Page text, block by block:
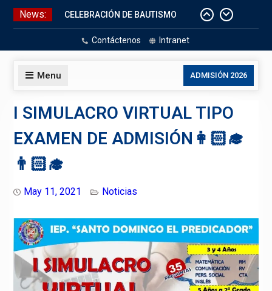
Skip
News:
CELEBRACIÓN DE BAUTISMO
Pizarras Inteligentes
Laboratorios de Cómputo
Contáctenos Intranet
Menu ADMISIÓN 2026
I SIMULACRO VIRTUAL TIPO
EXAMEN DE ADMISIÓN👩🏻‍🎓
👨🏻‍🎓
May 11, 2021 Noticias